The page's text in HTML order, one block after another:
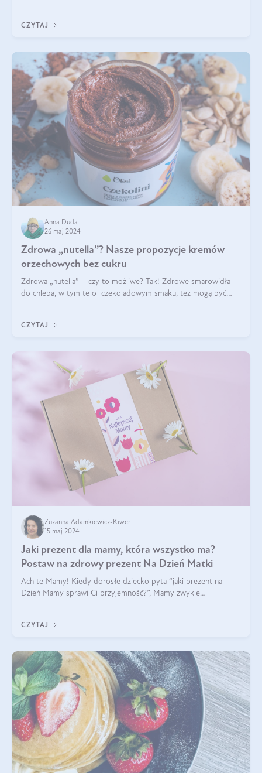
CZYTAJ
Anna Duda
26 maj 2024
Zdrowa „nutella”? Nasze propozycje kremów
orzechowych bez cukru
Zdrowa „nutella” – czy to możliwe? Tak! Zdrowe smarowidła
do chleba, w tym te o czekoladowym smaku, też mogą być
CZYTAJ
Zuzanna Adamkiewicz-Kiwer
15 maj 2024
Jaki prezent dla mamy, która wszystko ma?
Postaw na zdrowy prezent Na Dzień Matki
Ach te Mamy! Kiedy dorosłe dziecko pyta “jaki prezent na
Dzień Mamy sprawi Ci przyjemność?”, Mamy zwykle
CZYTAJ